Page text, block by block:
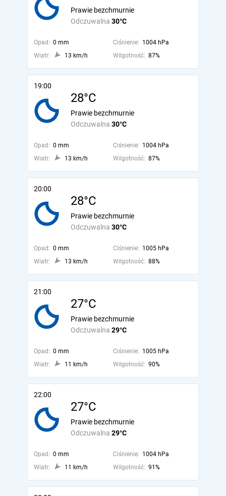
Odczuwalna 30°C
Prawie bezchmurnie
Opad: 0 mm Ciśnienie: 1004 hPa
Wiatr:
13 km/h Wilgotność: 87%
19:00
28°C
Odczuwalna 30°C
Prawie bezchmurnie
Opad: 0 mm Ciśnienie: 1004 hPa
Wiatr:
13 km/h Wilgotność: 87%
20:00
28°C
Odczuwalna 30°C
Prawie bezchmurnie
Opad: 0 mm Ciśnienie: 1005 hPa
Wiatr:
13 km/h Wilgotność: 88%
21:00
27°C
Odczuwalna 29°C
Prawie bezchmurnie
Opad: 0 mm Ciśnienie: 1005 hPa
Wiatr:
11 km/h Wilgotność: 90%
22:00
27°C
Odczuwalna 29°C
Prawie bezchmurnie
Opad: 0 mm Ciśnienie: 1004 hPa
Wiatr:
11 km/h Wilgotność: 91%